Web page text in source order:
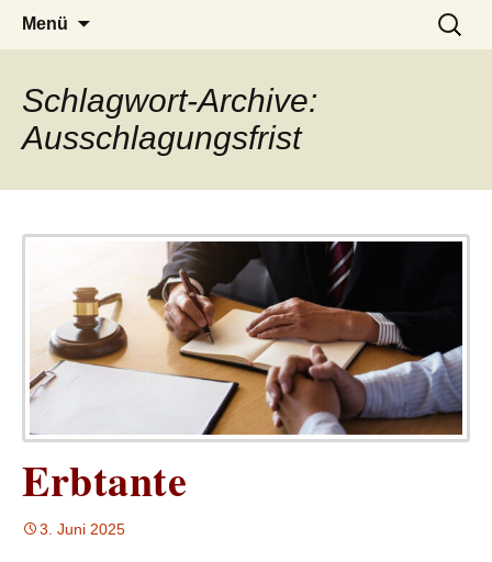
LUCKX
– das Magazin
Menü
Suchen
nach:
Schlagwort-Archive:
Ausschlagungsfrist
Erbtante
3. Juni 2025